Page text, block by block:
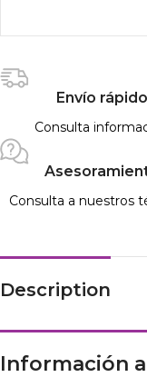
Envío rápido
Consulta
Consulta a nuestros
Description
Información